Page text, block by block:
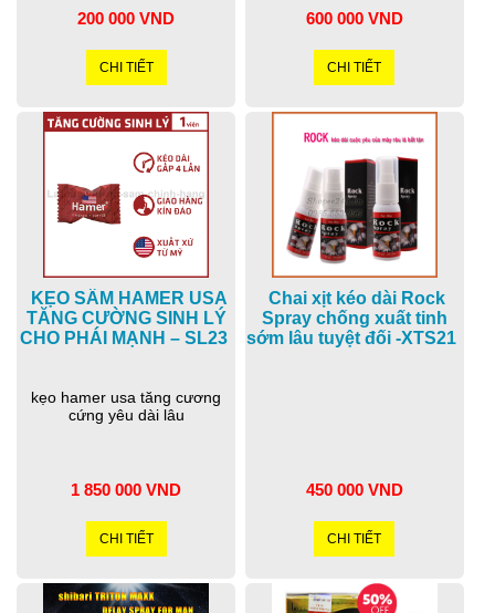
200 000 VND
CHI TIẾT
600 000 VND
CHI TIẾT
KẸO SÂM HAMER USA
TĂNG CƯỜNG SINH LÝ
CHO PHÁI MẠNH – SL23
kẹo hamer usa tăng cương
cứng yêu dài lâu
1 850 000 VND
CHI TIẾT
Chai xịt kéo dài Rock
Spray chống xuất tinh
sớm lâu tuyệt đối -XTS21
450 000 VND
CHI TIẾT